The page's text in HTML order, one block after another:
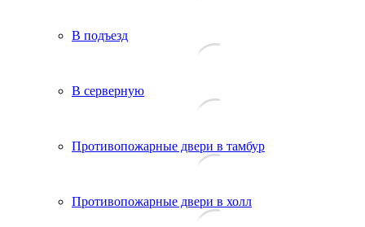
В подъезд
В серверную
Противопожарные двери в тамбур
Противопожарные двери в холл